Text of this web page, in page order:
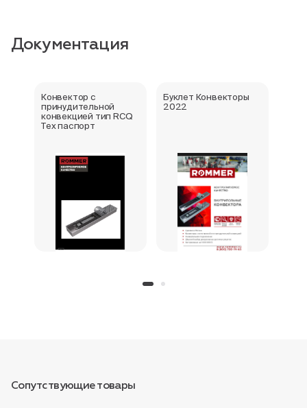
Документация
Конвектор с
принудительной
конвекцией тип RCQ
Тех паспорт
Буклет Конвекторы
2022
Сопутствующие товары